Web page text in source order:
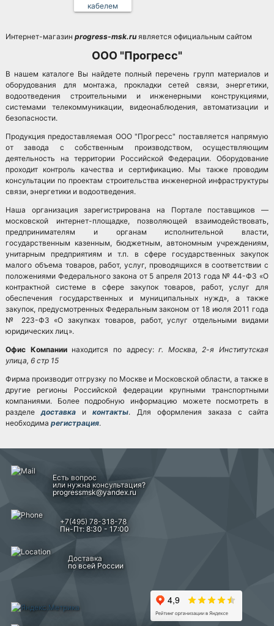
кабелем
Интернет-магазин progress-msk.ruявляется официальным сайтом
ООО "Прогресс"
В нашем каталоге Вы найдете полный перечень групп материалов и
оборудования для монтажа, прокладки сетей связи, энергетики,
водоотведения строительными и инженерными конструкциями,
системами телекоммуникации, видеонаблюдения, автоматизации и
безопасности.
Продукция предоставляемая ООО "Прогресс" поставляется напрямую
от завода с собственным производством, осуществляющим
деятельность на территории Российской Федерации. Оборудование
проходит контроль качества и сертификацию. Мы также проводим
консультации по проектам строительства инженерной инфраструктуры
связи, энергетики и водоотведения.
Наша организация зарегистрирована на Портале поставщиков —
московской интернет-площадке, позволяющей взаимодействовать,
предпринимателям и органам исполнительной власти,
государственным казенным, бюджетным, автономным учреждениям,
унитарным предприятиям и т.п. в сфере государственных закупок
малого объема товаров, работ, услуг, проводящихся в соответствии с
положениями Федерального закона от 5 апреля 2013 года № 44-ФЗ «О
контрактной системе в сфере закупок товаров, работ, услуг для
обеспечения государственных и муниципальных нужд», а также
закупок, предусмотренных Федеральным законом от 18 июля 2011 года
№ 223-ФЗ «О закупках товаров, работ, услуг отдельными видами
юридических лиц».
Офис Компаниинаходится по адресу:г. Москва, 2-я Институтская
улица, 6 стр 15
Фирма производит отгрузку по Москве и Московской области, а также в
другие регионы Российской федерации крупными транспортными
компаниями. Более подробную информацию можете посмотреть в
разделедоставка иконтакты. Для оформления заказа с сайта
необходима регистрация.
Есть вопрос
или нужна консультация?
progressmsk@yandex.ru
+7(495) 78-318-78
Пн-Пт: 8:30 - 17:00
Доставка
по всей России